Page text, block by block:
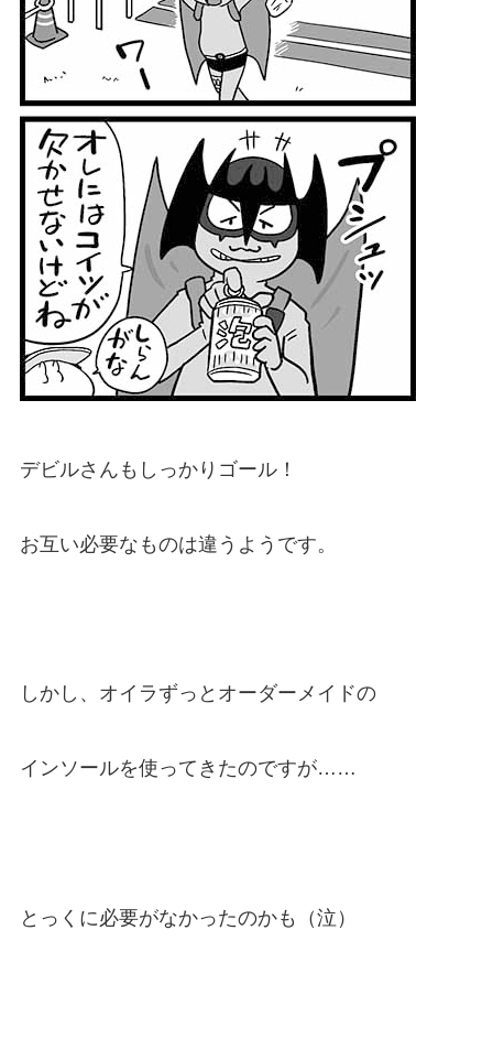
デビルさんもしっかりゴール！
お互い必要なものは違うようです。
しかし、オイラずっとオーダーメイドの
インソールを使ってきたのですが……
とっくに必要がなかったのかも（泣）